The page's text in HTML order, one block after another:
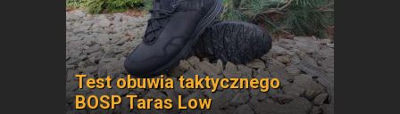
Test obuwia taktycznego
BOSP Taras Low